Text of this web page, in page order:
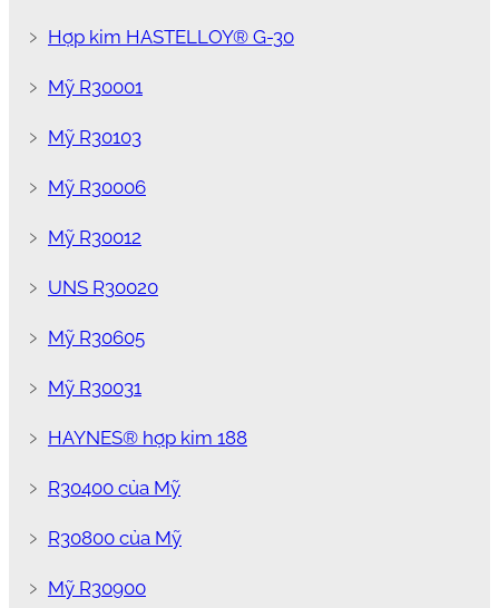
﹥ Hợp kim HASTELLOY® G-30
﹥ Mỹ R30001
﹥ Mỹ R30103
﹥ Mỹ R30006
﹥ Mỹ R30012
﹥ UNS R30020
﹥ Mỹ R30605
﹥ Mỹ R30031
﹥ HAYNES® hợp kim 188
﹥ R30400 của Mỹ
﹥ R30800 của Mỹ
﹥ Mỹ R30900